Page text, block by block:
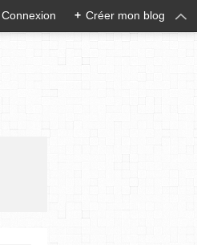
Connexion + Créer mon blog